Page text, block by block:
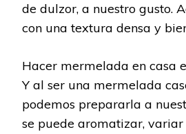
de dulzor, a nuestro gusto.
con una textura densa y
Hacer mermelada en casa
Y al ser una mermelada
podemos prepararla a
se puede aromatizar,